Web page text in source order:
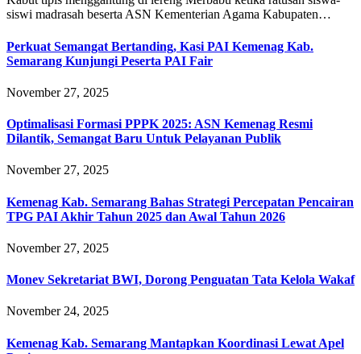
siswi madrasah beserta ASN Kementerian Agama Kabupaten…
Perkuat Semangat Bertanding, Kasi PAI Kemenag Kab.
Semarang Kunjungi Peserta PAI Fair
November 27, 2025
Optimalisasi Formasi PPPK 2025: ASN Kemenag Resmi
Dilantik, Semangat Baru Untuk Pelayanan Publik
November 27, 2025
Kemenag Kab. Semarang Bahas Strategi Percepatan Pencairan
TPG PAI Akhir Tahun 2025 dan Awal Tahun 2026
November 27, 2025
Monev Sekretariat BWI, Dorong Penguatan Tata Kelola Wakaf
November 24, 2025
Kemenag Kab. Semarang Mantapkan Koordinasi Lewat Apel